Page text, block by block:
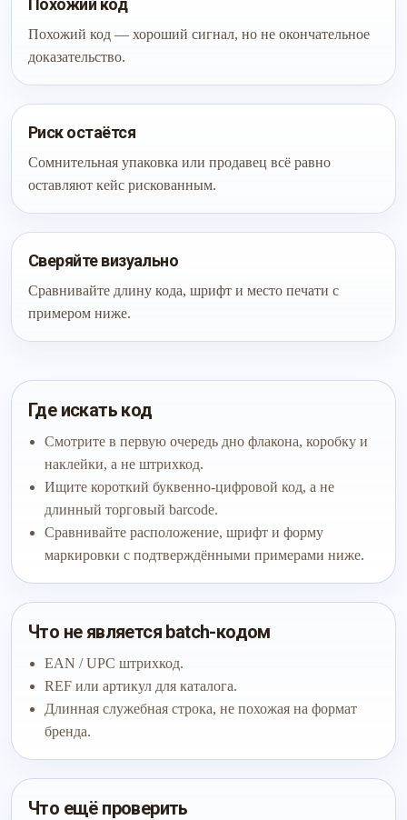
Похожий код
Похожий код — хороший сигнал, но не окончательное
доказательство.
Риск остаётся
Сомнительная упаковка или продавец всё равно
оставляют кейс рискованным.
Сверяйте визуально
Сравнивайте длину кода, шрифт и место печати с
примером ниже.
Где искать код
Смотрите в первую очередь дно флакона, коробку и
наклейки, а не штрихкод.
Ищите короткий буквенно-цифровой код, а не
длинный торговый barcode.
Сравнивайте расположение, шрифт и форму
маркировки с подтверждёнными примерами ниже.
Что не является batch-кодом
EAN / UPC штрихкод.
REF или артикул для каталога.
Длинная служебная строка, не похожая на формат
бренда.
Что ещё проверить